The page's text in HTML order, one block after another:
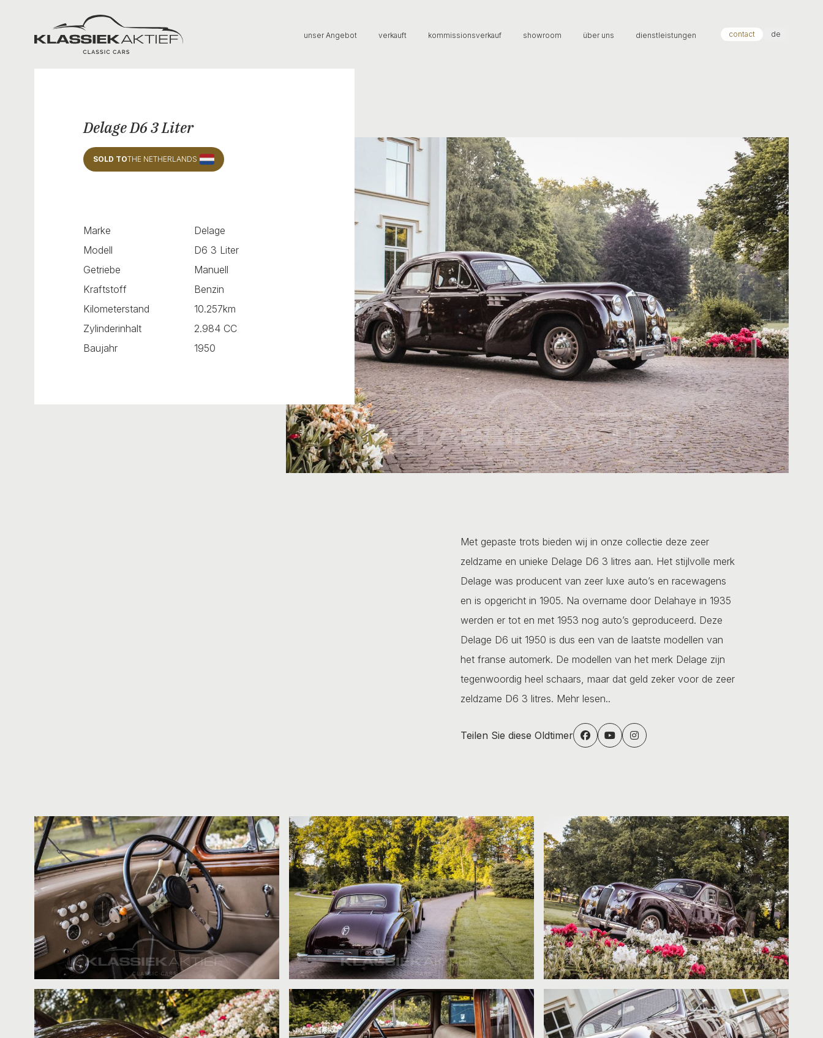
Klassiek Aktief
unser Angebot verkauft kommissionsverkauf showroom über uns dienstleistungen contact de
Delage D6 3 Liter
SOLD TOTHE NETHERLANDS
Marke
Delage
Modell
D6 3 Liter
Getriebe
Manuell
Kraftstoff
Benzin
Kilometerstand
10.257km
Zylinderinhalt
2.984 CC
Baujahr
1950
Met gepaste trots bieden wij in onze collectie deze zeer
zeldzame en unieke Delage D6 3 litres aan. Het stijlvolle merk
Delage was producent van zeer luxe auto’s en racewagens
en is opgericht in 1905. Na overname door Delahaye in 1935
werden er tot en met 1953 nog auto’s geproduceerd. Deze
Delage D6 uit 1950 is dus een van de laatste modellen van
het franse automerk. De modellen van het merk Delage zijn
tegenwoordig heel schaars, maar dat geld zeker voor de zeer
zeldzame D6 3 litres. Mehr lesen..
Teilen Sie diese Oldtimer